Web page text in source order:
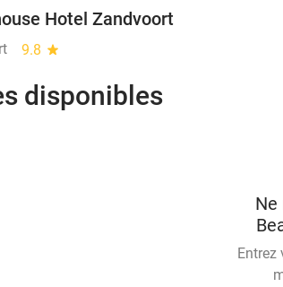
Hotel Zandvoort
9.8 star
disponibles
Ne
Entrez